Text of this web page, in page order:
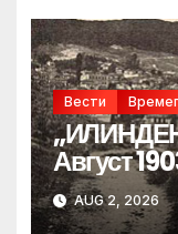
Вести
Август
AUG 2, 2026